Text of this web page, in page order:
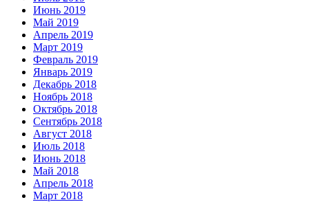
Июнь 2019
Май 2019
Апрель 2019
Март 2019
Февраль 2019
Январь 2019
Декабрь 2018
Ноябрь 2018
Октябрь 2018
Сентябрь 2018
Август 2018
Июль 2018
Июнь 2018
Май 2018
Апрель 2018
Март 2018